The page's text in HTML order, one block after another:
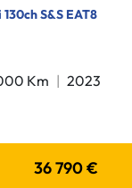
S&S EAT8
Km
2023
36 790 €